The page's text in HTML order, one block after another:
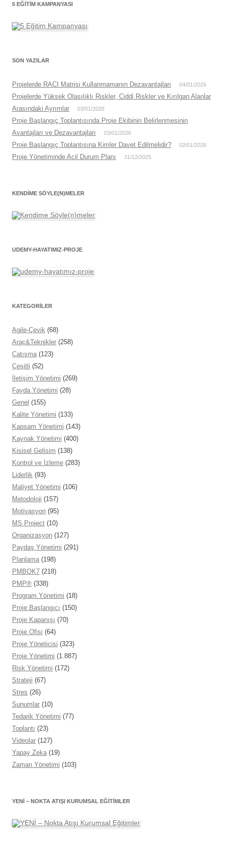
5 EĞITIM KAMPANYASI
SON YAZILAR
Projelerde RACI Matrisi Kullanmamanın Dezavantajları 04/01/2026
Projelerde Yüksek Olasılıklı Riskler, Ciddi Riskler ve Kırılgan Alanlar
Arasındaki Ayrımlar
03/01/2026
Proje Başlangıç Toplantısında Proje Ekibinin Belirlenmesinin
Avantajları ve Dezavantajları
03/01/2026
Proje Başlangıç Toplantısına Kimler Davet Edilmelidir? 02/01/2026
Proje Yönetiminde Acil Durum Planı 31/12/2025
KENDIME SÖYLE(N)MELER
UDEMY-HAYATIMIZ-PROJE
KATEGORİLER
Agile-Çevik (68)
Araç&Teknikler (258)
Çatışma (123)
Çeşitli (52)
İletişim Yönetimi (269)
Fayda Yönetimi (28)
Genel (155)
Kalite Yönetimi (133)
Kapsam Yönetimi (143)
Kaynak Yönetimi (400)
Kisisel Gelisim (138)
Kontrol ve İzleme (283)
Liderlik (93)
Maliyet Yönetimi (106)
Metodoloji (157)
Motivasyon (95)
MS Project (10)
Organizasyon (127)
Paydaş Yönetimi (291)
Planlama (198)
PMBOK7 (218)
PMP® (338)
Program Yönetimi (18)
Proje Başlangıcı (150)
Proje Kapanışı (70)
Proje Ofisi (64)
Proje Yöneticisi (323)
Proje Yönetimi (1.887)
Risk Yönetimi (172)
Strateji (67)
Stres (26)
Sunumlar (10)
Tedarik Yönetimi (77)
Toplantı (23)
Videolar (127)
Yapay Zeka (19)
Zaman Yönetimi (103)
YENİ – NOKTA ATIŞI KURUMSAL EĞITIMLER